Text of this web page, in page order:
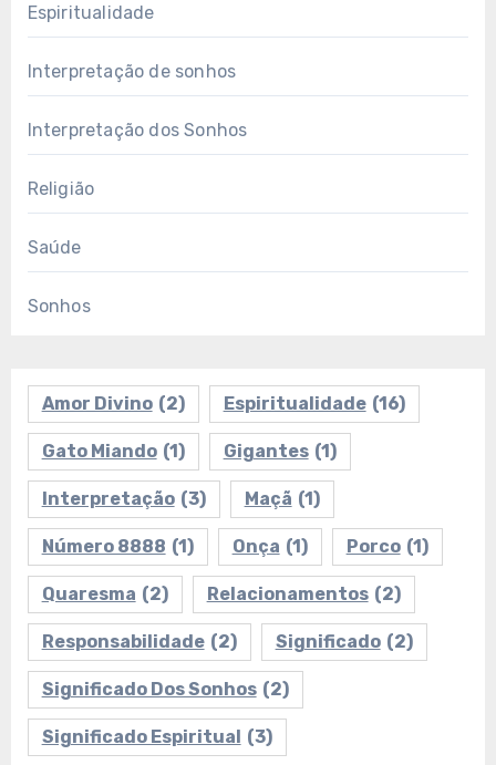
Espiritualidade
Interpretação de sonhos
Interpretação dos Sonhos
Religião
Saúde
Sonhos
Amor Divino (2) Espiritualidade (16)
Gato Miando (1) Gigantes (1)
Interpretação (3) Maçã (1)
Número 8888 (1) Onça (1) Porco (1)
Quaresma (2) Relacionamentos (2)
Responsabilidade (2) Significado (2)
Significado Dos Sonhos (2)
Significado Espiritual (3)